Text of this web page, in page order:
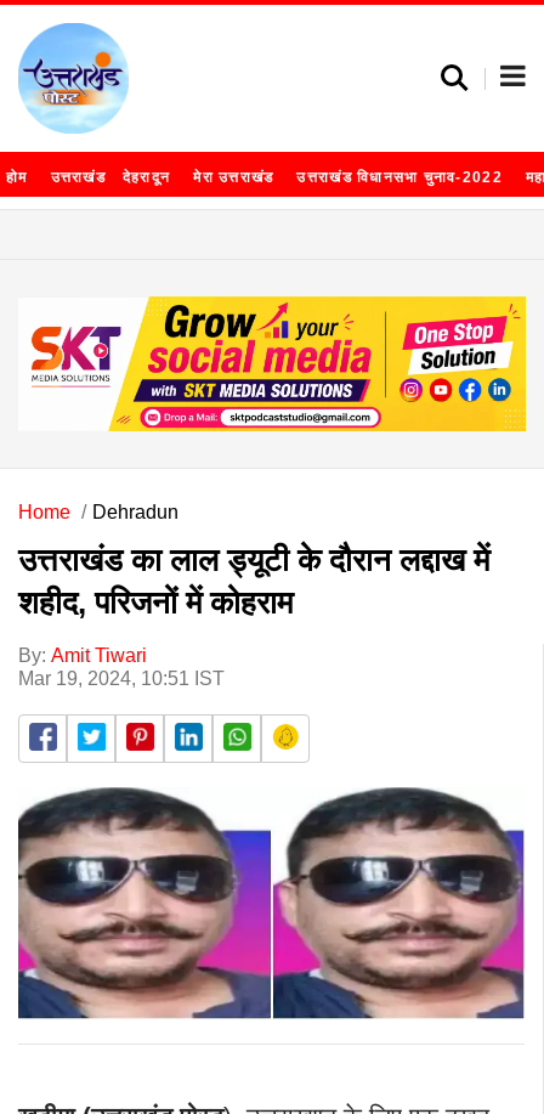
होम उत्तराखंड देहरादून मेरा उत्तराखंड उत्तराखंड विधानसभा चुनाव-2022
Home Dehradun
उत्तराखंड का लाल ड्यूटी के दौरान लद्दाख में
शहीद, परिजनों में कोहराम
By: Amit Tiwari
Mar 19, 2024, 10:51 IST